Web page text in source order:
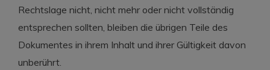
Rechtslage nicht, nicht mehr oder nicht vollständig
entsprechen sollten, bleiben die übrigen Teile des
Dokumentes in ihrem Inhalt und ihrer Gültigkeit davon
unberührt.